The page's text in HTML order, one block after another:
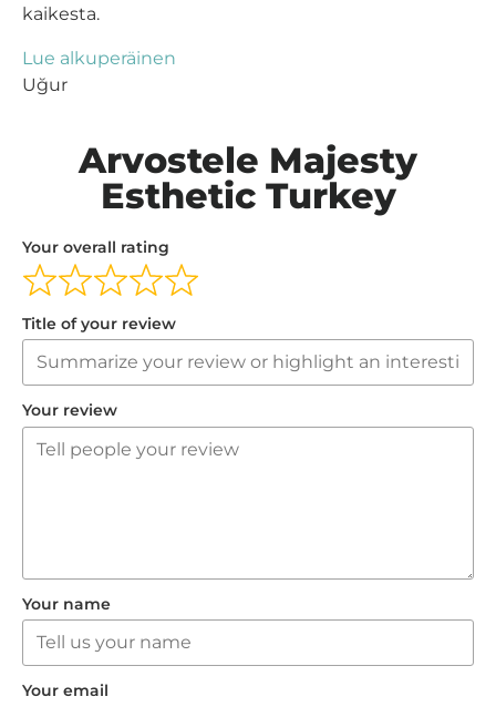
kaikesta.
Lue alkuperäinen
Uğur
Arvostele Majesty
Esthetic Turkey
Your overall rating
Title of your review
Your review
Your name
Your email